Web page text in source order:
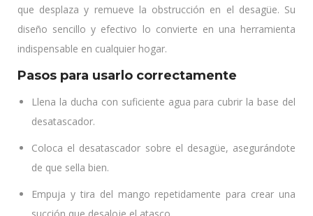
que desplaza y remueve la obstrucción en el desagüe. Su
diseño sencillo y efectivo lo convierte en una herramienta
indispensable en cualquier hogar.
Pasos para usarlo correctamente
Llena la ducha con suficiente agua para cubrir la base del
desatascador.
Coloca el desatascador sobre el desagüe, asegurándote
de que sella bien.
Empuja y tira del mango repetidamente para crear una